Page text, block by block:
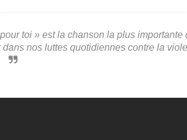
toi » est la chanson la plus
nos luttes quotidiennes contre la